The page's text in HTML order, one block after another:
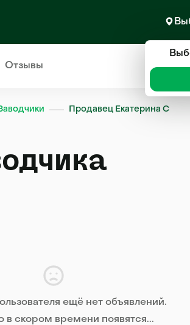
Отзывы
Продавец Екатерина С
ещё нет объявлений.
в скором времени появятся...